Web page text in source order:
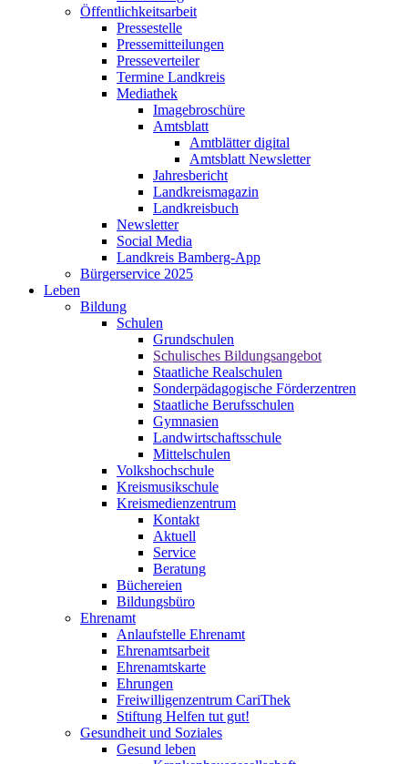
Öffentlichkeitsarbeit
Pressestelle
Pressemitteilungen
Presseverteiler
Termine Landkreis
Mediathek
Imagebroschüre
Amtsblatt
Amtblätter digital
Amtsblatt Newsletter
Jahresbericht
Landkreismagazin
Landkreisbuch
Newsletter
Social Media
Landkreis Bamberg-App
Bürgerservice 2025
Leben
Bildung
Schulen
Grundschulen
Schulisches Bildungsangebot
Staatliche Realschulen
Sonderpädagogische Förderzentren
Staatliche Berufsschulen
Gymnasien
Landwirtschaftsschule
Mittelschulen
Volkshochschule
Kreismusikschule
Kreismedienzentrum
Kontakt
Aktuell
Service
Beratung
Büchereien
Bildungsbüro
Ehrenamt
Anlaufstelle Ehrenamt
Ehrenamtsarbeit
Ehrenamtskarte
Ehrungen
Freiwilligenzentrum CariThek
Stiftung Helfen tut gut!
Gesundheit und Soziales
Gesund leben